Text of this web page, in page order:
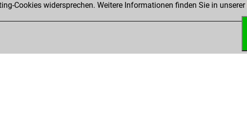
You scored +2 =0 -5 in blitz
Cookies widersprechen. Weitere Informationen finden Sie in unserer